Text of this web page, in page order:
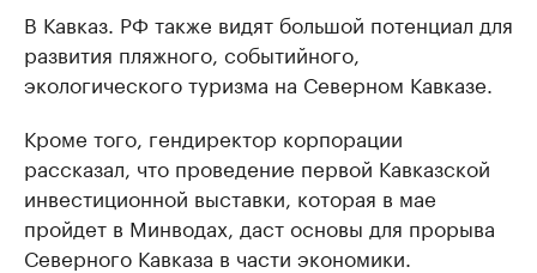
В Кавказ. РФ также видят большой потенциал для
развития пляжного, событийного,
экологического туризма на Северном Кавказе.
Кроме того, гендиректор корпорации
рассказал, что проведение первой Кавказской
инвестиционной выставки, которая в мае
пройдет в Минводах, даст основы для прорыва
Северного Кавказа в части экономики.